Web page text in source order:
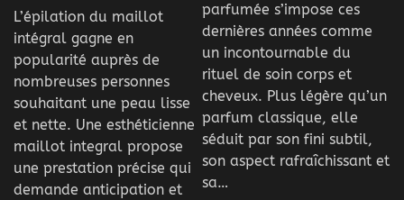
L’épilation du maillot
intégral gagne en
popularité auprès de
nombreuses personnes
souhaitant une peau lisse
et nette. Une esthéticienne
maillot integral propose
une prestation précise qui
demande anticipation et
parfumée s’impose ces
dernières années comme
un incontournable du
rituel de soin corps et
cheveux. Plus légère qu’un
parfum classique, elle
séduit par son fini subtil,
son aspect rafraîchissant et
sa…